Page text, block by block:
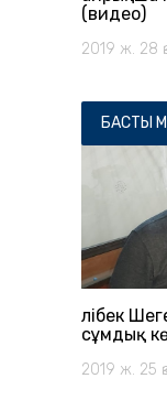
(видео)
2019 ж. 28
БАСТЫ
Әлібек
сұмдық
2019 ж. 25